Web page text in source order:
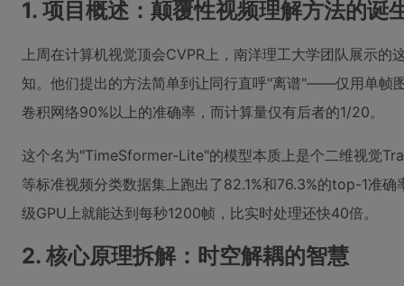
1. 项目概述：颠覆性视频理解方法的诞
上周在计算机视觉顶会CVPR上，南洋理工大学团队展示的
知。他们提出的方法简单到让同行直呼"离谱"——仅用单帧
卷积网络90%以上的准确率，而计算量仅有后者的1/20。
这个名为"TimeSformer-Lite"的模型本质上是个二维视觉
等标准视频分类数据集上跑出了82.1%和76.3%的top-1准
级GPU上就能达到每秒1200帧，比实时处理还快40倍。
2. 核心原理拆解：时空解耦的智慧